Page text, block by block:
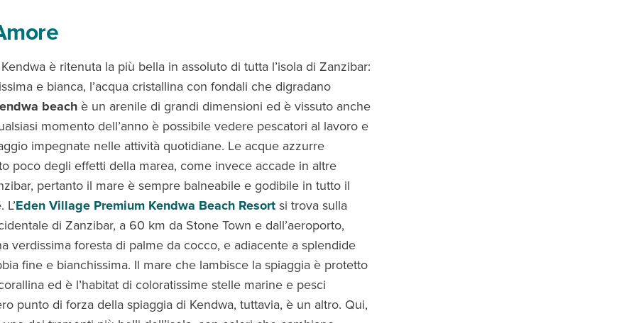
è ritenuta la più bella in assoluto di tutta l’isola di Zanzibar:
e bianca, l’acqua cristallina con fondali che digradano
beach è un arenile di grandi dimensioni ed è vissuto anche
momento dell’anno è possibile vedere pescatori al lavoro e
impegnate nelle attività quotidiane. Le acque azzurre
poco degli effetti della marea, come invece accade in altre
pertanto il mare è sempre balneabile e godibile in tutto il
Eden Village Premium Kendwa Beach Resort si trova sulla
di Zanzibar, a 60 km da Stone Town e dall’aeroporto,
verdissima foresta di palme da cocco, e adiacente a splendide
fine e bianchissima. Il mare che lambisce la spiaggia è protetto
ed è l’habitat di coloratissime stelle marine e pesci
punto di forza della spiaggia di Kendwa, tuttavia, è un altro. Qui,